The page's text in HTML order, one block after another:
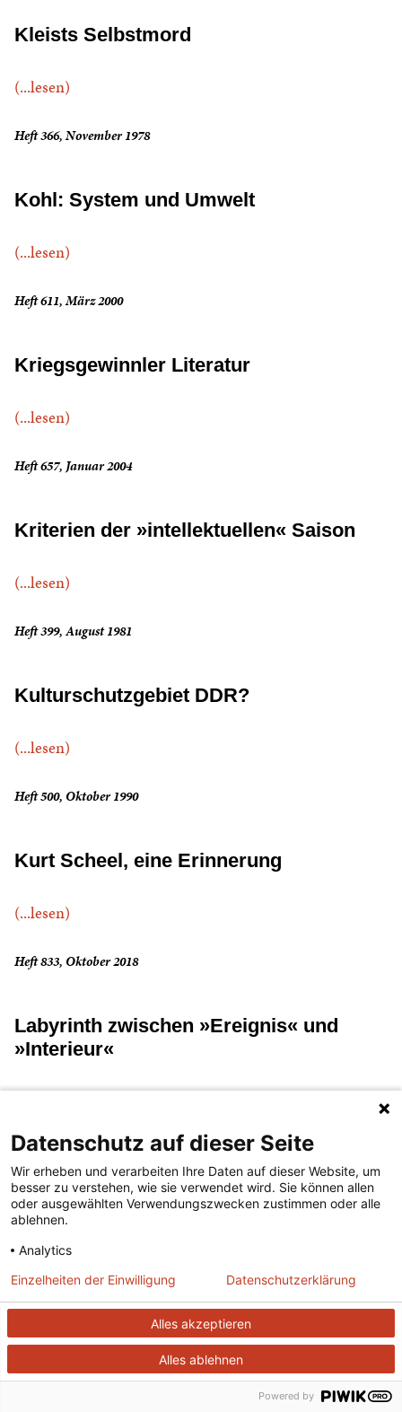
Kleists Selbstmord
(...lesen)
Heft 366, November 1978
Kohl: System und Umwelt
(...lesen)
Heft 611, März 2000
Kriegsgewinnler Literatur
(...lesen)
Heft 657, Januar 2004
Kriterien der »intellektuellen« Saison
(...lesen)
Heft 399, August 1981
Kulturschutzgebiet DDR?
(...lesen)
Heft 500, Oktober 1990
Kurt Scheel, eine Erinnerung
(...lesen)
Heft 833, Oktober 2018
Labyrinth zwischen »Ereignis« und
»Interieur«
Heft 539, Februar 1994
Literatur oder Wirklichkeit
Mythologie, nicht Philosophie
Datenschutz auf dieser Seite
Wir erheben und verarbeiten Ihre Daten auf dieser Website, um
besser zu verstehen, wie sie verwendet wird. Sie können allen
oder ausgewählten Verwendungszwecken zustimmen oder alle
ablehnen.
Analytics
Alles akzeptieren
Alles ablehnen
Einzelheiten der Einwilligung Datenschutzerklärung
Powered by